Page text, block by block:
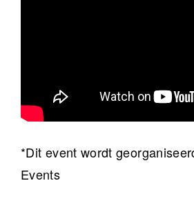
*Dit event wordt
Events